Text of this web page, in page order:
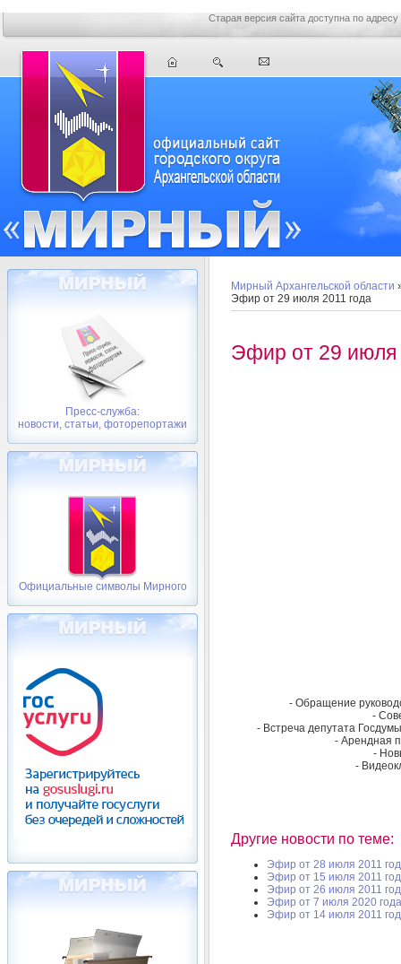
Старая версия сайта доступна по адресу
Пресс-служба:
новости, статьи, фоторепортажи
Официальные символы Мирного
Мирный Архангельской области
Эфир от 29 июля 2011 года
Эфир от 29 июля
- Обращение
-
- Встреча депутата
- Арендная
-
-
Другие новости по теме:
Эфир от 28 июля 2011
Эфир от 15 июля 2011
Эфир от 26 июля 2011
Эфир от 7 июля 2020 года
Эфир от 14 июля 2011